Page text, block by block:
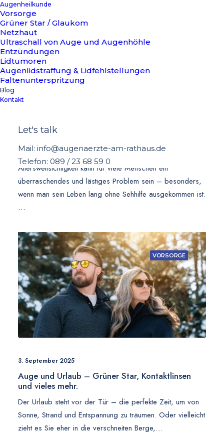
Augenheilkunde
Vorsorge
Grüner Star / Glaukom
Netzhaut
Ultraschall von Auge und Augenhöhle
Entzündungen
Lidtumoren
Augenlidstraffung & Lidfehlstellungen
Faltenunterspritzung
Blog
Kontakt
Let's talk
Mail: info@augenaerzte-am-rathaus.de
Telefon: 089 / 23 68 59 0
Altersweitsichtigkeit Erfahrungsbericht
Altersweitsichtigkeit kann für viele Menschen ein
überraschendes und lästiges Problem sein – besonders,
wenn man sein Leben lang ohne Sehhilfe ausgekommen ist.
…
VORSORGE
3. September 2025
Auge und Urlaub – Grüner Star, Kontaktlinsen
und vieles mehr.
Der Urlaub steht vor der Tür – die perfekte Zeit, um von
Sonne, Strand und Entspannung zu träumen. Oder vielleicht
zieht es Sie eher in die verschneiten Berge,…